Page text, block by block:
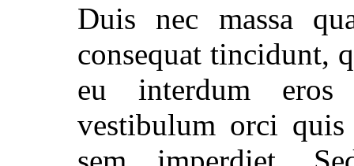
Duis nec massa
consequat tincidunt,
eu interdum
vestibulum orci